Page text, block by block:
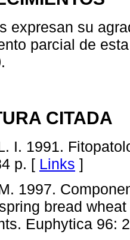
expresan su
parcial de
CITADA
I. 1991.
p. [ Links ]
1997.
bread
Euphytica 96: